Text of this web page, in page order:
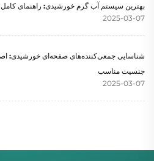
بهترین سیستم آب گرم خورشیدی: راهنمای کامل
2025-03-07
شناسایی جمعی‌کننده‌های صفحه‌ای خورشیدی:
جنسیت مناسب
2025-03-07